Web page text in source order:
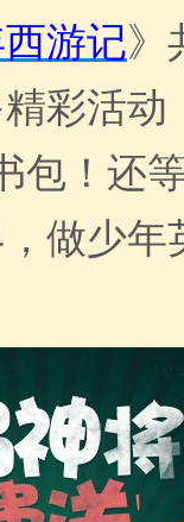
游记》
彩活动
包！还
做少年